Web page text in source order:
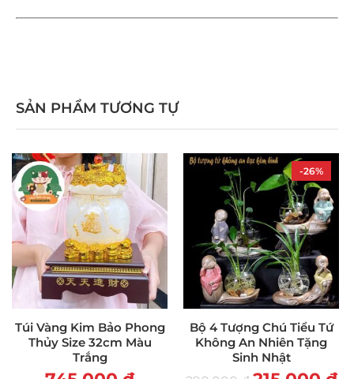
SẢN PHẨM TƯƠNG TỰ
Túi Vàng Kim Bảo Phong
Thủy Size 32cm Màu
Trắng
-26%
Bộ 4 Tượng Chú Tiểu Tứ
Không An Nhiên Tặng
Sinh Nhật